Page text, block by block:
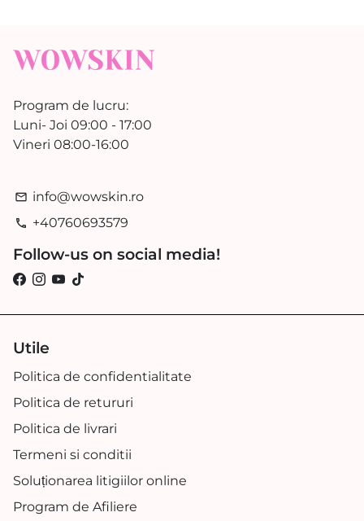
Program de lucru:
Luni- Joi 09:00 - 17:00
Vineri 08:00-16:00
email info@wowskin.ro
phone +40760693579
Follow-us on social media!
Utile
Politica de confidentialitate
Politica de retururi
Politica de livrari
Termeni si conditii
Soluționarea litigiilor online
Program de Afiliere